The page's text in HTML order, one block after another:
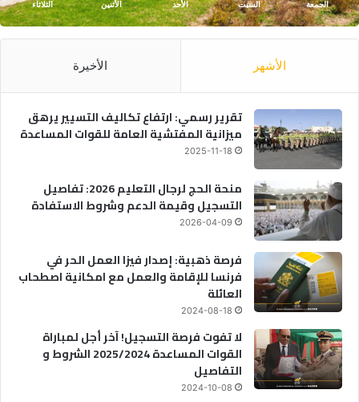
الجمعة السبت الأحد الأثنين الثلاثاء
الأشهر الأخيرة
تقرير رسمي: ارتفاع تكاليف التسيير يرهق
ميزانية المفتشية العامة للقوات المساعدة
2025-11-18
منحة الحج لرجال التعليم 2026: تفاصيل
التسجيل وقيمة الدعم وشروط الاستفادة
2026-04-09
فرصة ذهبية: إصدار فيزا العمل الحر في
فرنسا للإقامة والعمل مع امكانية اصطحاب
العائلة
2024-08-18
لا تفوت فرصة التسجيل! آخر أجل لمباراة
القوات المساعدة 2025/2024 الشروط و
التفاصيل
2024-10-08